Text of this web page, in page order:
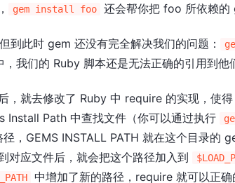
gem install foo 还会帮你把 foo 所依赖的
到此时 gem 还没有完全解决我们的问题：
，我们的 Ruby 脚本还是无法正确的引用到他
，就去修改了 Ruby 中 require 的实现，使
Install Path 中查找文件（你可以通过执行
，GEMS INSTALL PATH 就在这个目录的
对应文件后，就会把这个路径加入到
中增加了新的路径，require 就可以正